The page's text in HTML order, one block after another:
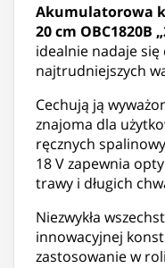
Akumulatorowa
20 cm OBC1820B
idealnie nadaje
najtrudniejszych
Cechują ją
znajoma dla
ręcznych
18 V zapewnia
trawy i długich
Niezwykła
innowacyjnej
zastosowanie w